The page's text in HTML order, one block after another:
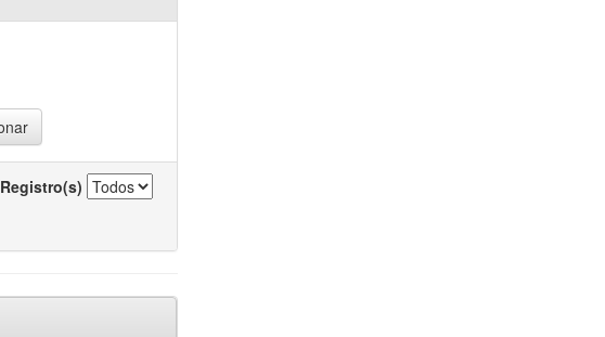
Registro(s)